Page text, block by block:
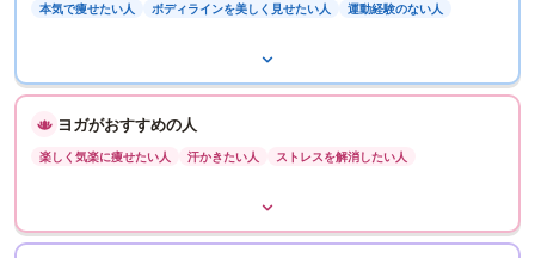
本気で痩せたい人 ボディラインを美しく見せたい人 運動経験のない人
ヨガがおすすめの人
楽しく気楽に痩せたい人 汗かきたい人 ストレスを解消したい人